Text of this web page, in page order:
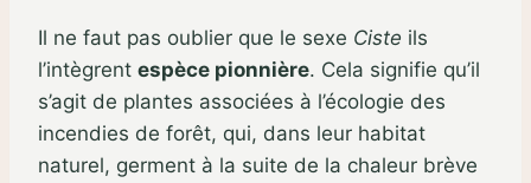
Il ne faut pas oublier que le sexe Ciste ils
l’intègrent espèce pionnière. Cela signifie qu’il
s’agit de plantes associées à l’écologie des
incendies de forêt, qui, dans leur habitat
naturel, germent à la suite de la chaleur brève